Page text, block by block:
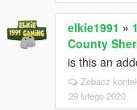
elkie1991 »
County
is this an
Zobacz
29 lutego 2020